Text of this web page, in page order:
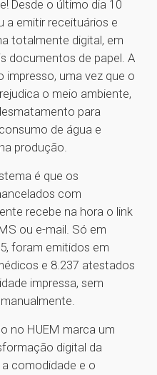
Desde o último dia 10
a emitir receituários e
totalmente digital, em
documentos de papel. A
impresso, uma vez que o
o meio ambiente,
para
de água e
produção.
é que os
com
recebe na hora o link
ou e-mail. Só em
foram emitidos em
e 8.237 atestados
impressa, sem
no HUEM marca um
digital da
comodidade e o